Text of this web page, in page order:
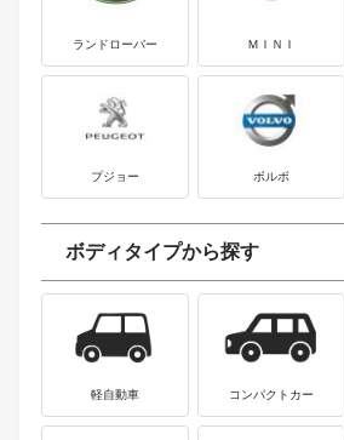
ランドローバー ＭＩＮＩ
プジョー ボルボ
ボディタイプから探す
軽自動車 コンパクトカー